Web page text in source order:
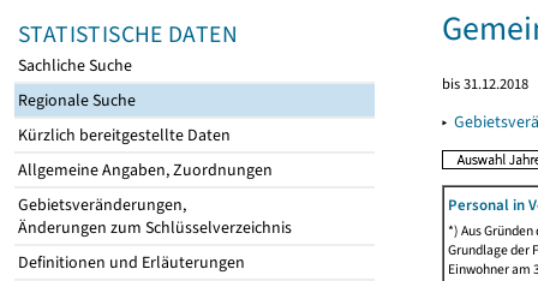
STATISTISCHE DATEN
Sachliche Suche
Regionale Suche
Kürzlich bereitgestellte Daten
Allgemeine Angaben, Zuordnungen
Gebietsveränderungen,
Änderungen zum Schlüsselverzeichnis
Definitionen und Erläuterungen
bis 31.12.2018
▸
Personal in
*) Aus
Grundlage der
Einwohner am